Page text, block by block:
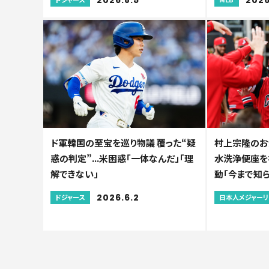
ド軍韓国の至宝を巡り物議 覆った“疑
惑の判定”...米困惑「一体なんだ」「理
解できない」
ドジャース 2026.6.2
村上宗隆のお
水洗浄便座
動「今まで知
日本人メジャー